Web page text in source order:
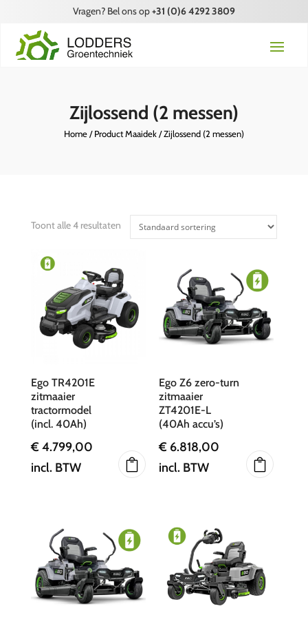
Vragen? Bel ons op+31 (0)6 4292 3809
Zijlossend (2 messen)
Home/ Product Maaidek / Zijlossend (2 messen)
Toont alle 4 resultaten
Ego TR4201E
zitmaaier
tractormodel
(incl. 40Ah)
€ 4.799,00
incl. BTW
Ego Z6 zero-turn
zitmaaier
ZT4201E-L
(40Ah accu’s)
€ 6.818,00
incl. BTW